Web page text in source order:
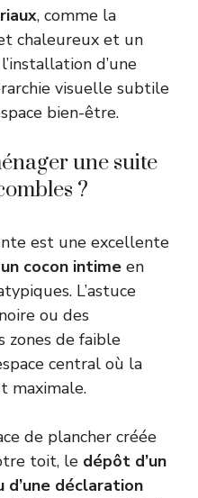
, comme la
chaleureux et un
d’une
visuelle subtile
bien-être.
une suite
?
est une excellente
cocon intime en
L’astuce
ou des
zones de faible
central où la
maximale.
de plancher créée
toit, le dépôt d’un
déclaration